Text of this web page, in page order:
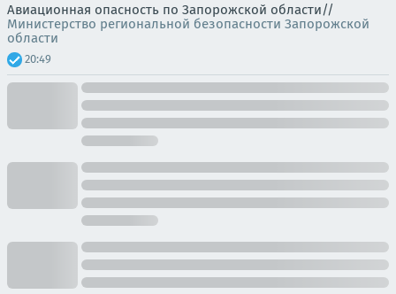
Авиационная опасность по Запорожской области//
Министерство региональной безопасности Запорожской
области
20:49